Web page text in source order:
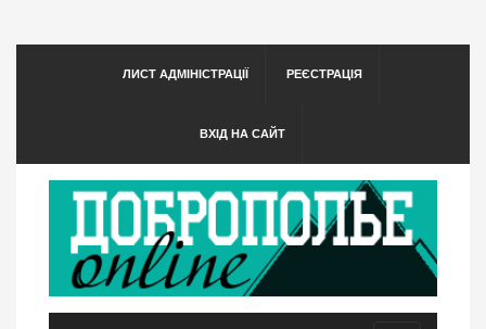
ЛИСТ АДМІНІСТРАЦІЇ РЕЄСТРАЦІЯ
ВХІД НА САЙТ